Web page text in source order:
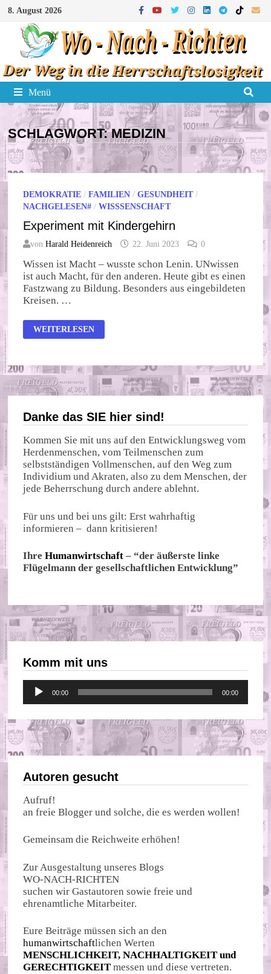
Zum
Inhalt
springen
8. August 2026
Menü
SCHLAGWORT:MEDIZIN
DEMOKRATIE /FAMILIEN /GESUNDHEIT/
NACHGELESEN# /WISSSENSCHAFT
Experiment mit Kindergehirn
vonHarald Heidenreich 22. Juni 2023 0
Wissen ist Macht – wusste schon Lenin. UNwissen
ist auch Macht, für den anderen. Heute gibt es einen
Fastzwang zu Bildung. Besonders aus eingebildeten
Kreisen. …
EXPERIMENT
MIT
WEITERLESEN
Danke das SIE hier sind!
Kommen Sie mit uns auf den Entwicklungsweg vom
Herdenmenschen, vom Teilmenschen zum
selbstständigen Vollmenschen, auf den Weg zum
Individium und Akraten, also zu dem Menschen, der
jede Beherrschung durch andere ablehnt.
Für uns und bei uns gilt: Erst wahrhaftig
informieren – dann kritisieren!
IhreHumanwirtschaft – “der äußerste linke
Flügelmann der gesellschaftlichen Entwicklung”
Komm mit uns
Audio-
Player
00:00 00:00
Autoren gesucht
Aufruf!
an freie Blogger und solche, die es werden wollen!
Gemeinsam die Reichweite erhöhen!
Zur Ausgestaltung unseres Blogs
WO-NACH-RICHTEN
suchen wir Gastautoren sowie freie und
ehrenamtliche Mitarbeiter.
Eure Beiträge müssen sich an den
humanwirtschaftlichen Werten
MENSCHLICHKEIT, NACHHALTIGKEIT und
GERECHTIGKEIT messen und diese vertreten.